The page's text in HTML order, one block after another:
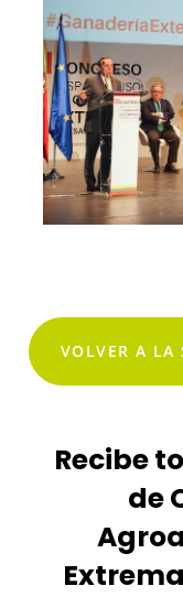
VOLVER A LA
Recibe
de